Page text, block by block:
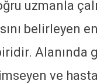
uzmanla
belirleyen
Alanında
ve